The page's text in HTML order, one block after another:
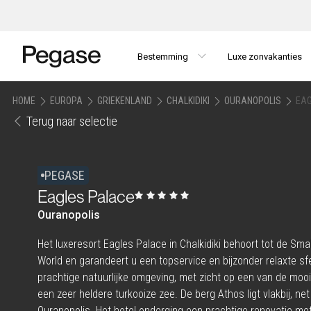
Bestemming Luxe zonvakanties
HOME EUROPA GRIEKENLAND CHALKIDIKI OURANOPOLIS
Terug naar selectie
PEGASE
Eagles Palace
Ouranopolis
Het luxeresort Eagles Palace in Chalkidiki behoort tot de
World en garandeert u een topservice en bijzonder relaxte
prachtige natuurlijke omgeving, met zicht op een van de
een zeer heldere turkooize zee. De berg Athos ligt vlakbij,